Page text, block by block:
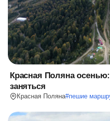
Красная Поляна
заняться
Красная Поляна#пешие